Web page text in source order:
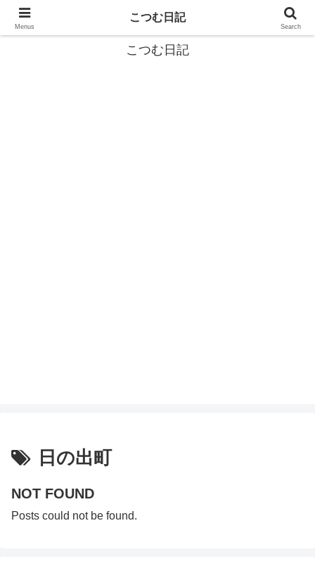
カタツムリから学ぶスローライフ🎓『こつむ日記』🐌
こつむ日記
日の出町
NOT FOUND
Posts could not be found.
Menus
こつむ日記
Search